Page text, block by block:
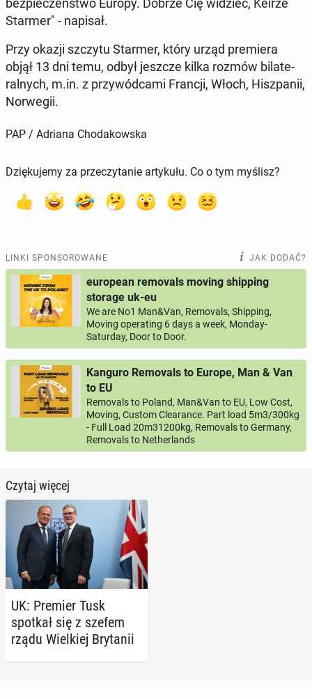
bez­pie­czeń­stwo Europy. Dobrze Cię widzieć, Keirze
Starmer" - napisał.
Przy okazji szczytu Starmer, który urząd pre­mie­ra
objął 13 dni temu, odbył jeszcze kilka rozmów bi­la­te­
ral­nych, m.in. z przy­wód­ca­mi Francji, Włoch, Hisz­pa­nii,
Nor­we­gii.
PAP / Adriana Chodakowska
Dziękujemy za przeczytanie artykułu. Co o tym myślisz?
LINKI SPONSOROWANE JAK DODAĆ?
european removals moving shipping
storage uk-eu
We are No1 Man&Van, Removals, Shipping,
Moving operating 6 days a week, Monday-
Saturday, Door to Door.
Kanguro Removals to Europe, Man & Van
to EU
Removals to Poland, Man&Van to EU, Low Cost,
Moving, Custom Clearance. Part load 5m3/300kg
- Full Load 20m31200kg, Removals to Germany,
Removals to Netherlands
Czytaj więcej
UK: Premier Tusk
spotkał się z szefem
rządu Wiel­kiej Bry­ta­nii